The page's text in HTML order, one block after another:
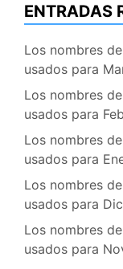
ENTRADAS
Los nombres
usados para
Los nombres
usados para
Los nombres
usados para
Los nombres
usados para
Los nombres
usados para